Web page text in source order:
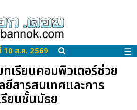
10 ส.ค. 2569 ☰
เรียนคอมพิวเตอร์ช่วย
ยีสารสนเทศและการ
ยนชั้นมัธย